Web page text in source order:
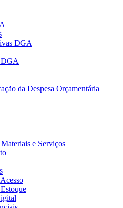
DGA
da Despesa Orçamentária
e Serviços